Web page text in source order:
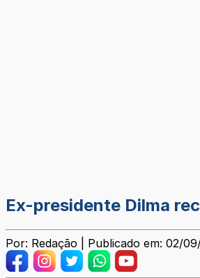
Ex-presidente Dilma
Por: Redação | Publicado em: 02/